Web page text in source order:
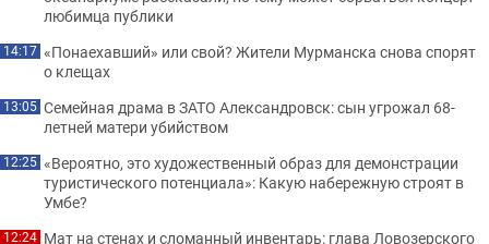
любимца публики
14:17 «Понаехавший» или свой? Жители Мурманска снова спорят
о клещах
13:05 Семейная драма в ЗАТО Александровск: сын угрожал 68-
летней матери убийством
12:25 «Вероятно, это художественный образ для демонстрации
туристического потенциала»: Какую набережную строят в
Умбе?
12:24 Мат на стенах и сломанный инвентарь: глава Ловозерского